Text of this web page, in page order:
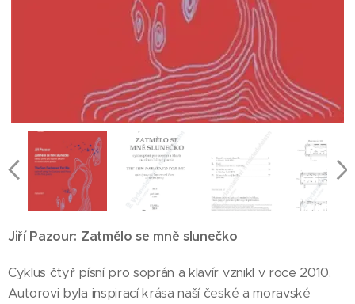
Jiří Pazour: Zatmělo se mně slunečko
Cyklus čtyř písní pro soprán a klavír vznikl v roce 2010.
Autorovi byla inspirací krása naší české a moravské